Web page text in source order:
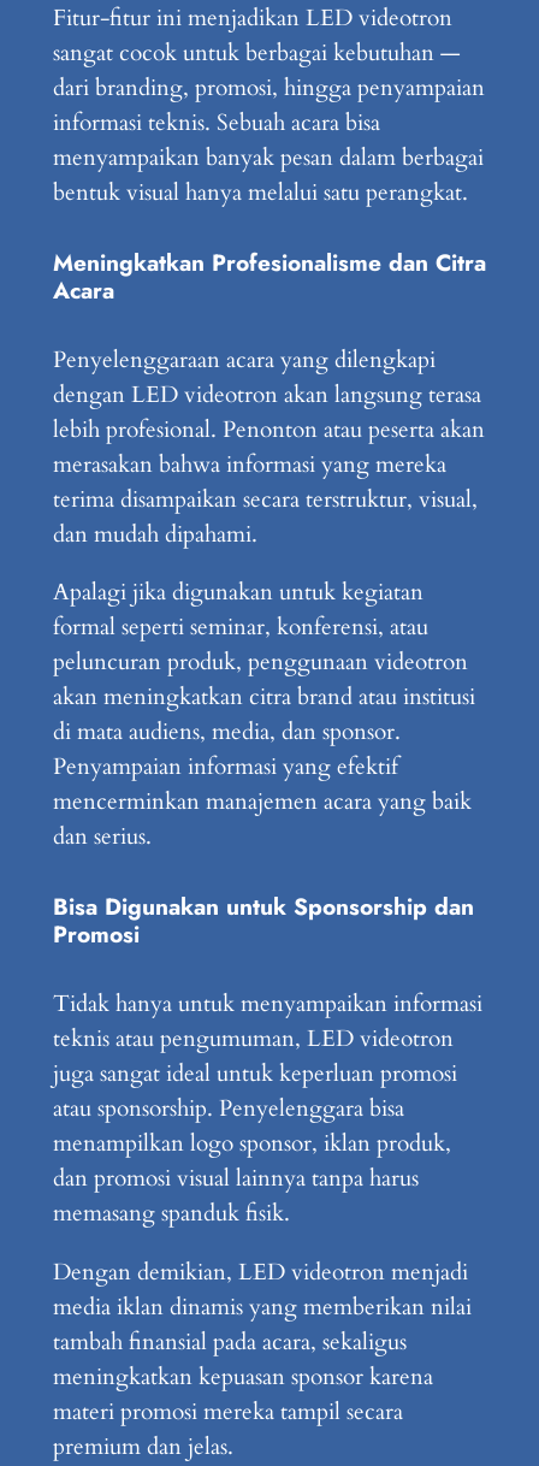
Fitur-fitur ini menjadikan LED videotron
sangat cocok untuk berbagai kebutuhan —
dari branding, promosi, hingga penyampaian
informasi teknis. Sebuah acara bisa
menyampaikan banyak pesan dalam berbagai
bentuk visual hanya melalui satu perangkat.
Meningkatkan Profesionalisme dan Citra
Acara
Penyelenggaraan acara yang dilengkapi
dengan LED videotron akan langsung terasa
lebih profesional. Penonton atau peserta akan
merasakan bahwa informasi yang mereka
terima disampaikan secara terstruktur, visual,
dan mudah dipahami.
Apalagi jika digunakan untuk kegiatan
formal seperti seminar, konferensi, atau
peluncuran produk, penggunaan videotron
akan meningkatkan citra brand atau institusi
di mata audiens, media, dan sponsor.
Penyampaian informasi yang efektif
mencerminkan manajemen acara yang baik
dan serius.
Bisa Digunakan untuk Sponsorship dan
Promosi
Tidak hanya untuk menyampaikan informasi
teknis atau pengumuman, LED videotron
juga sangat ideal untuk keperluan promosi
atau sponsorship. Penyelenggara bisa
menampilkan logo sponsor, iklan produk,
dan promosi visual lainnya tanpa harus
memasang spanduk fisik.
Dengan demikian, LED videotron menjadi
media iklan dinamis yang memberikan nilai
tambah finansial pada acara, sekaligus
meningkatkan kepuasan sponsor karena
materi promosi mereka tampil secara
premium dan jelas.